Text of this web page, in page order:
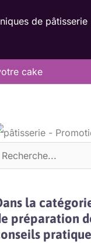
de pâtisserie
cake
la
préparation